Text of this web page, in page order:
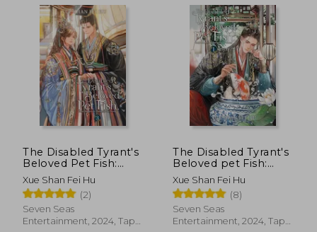
₡ 8.289
The Disabled Tyrant's
Beloved Pet Fish:
Canji Baojun De
Zhangxin Yu Chong
(Novel) Vol. 3 (en
Inglés)
Xue Shan Fei Hu
(2)
Seven Seas
Entertainment, 2024, Tapa
The Disabled Tyrant's
Beloved pet Fish:
Canji Baojun de
Zhangxin yu Chong
(Novel) Vol. 1 de xue
Shan fei Hu(Seven
Seas pr) (en Inglés)
Xue Shan Fei Hu
(8)
Seven Seas
Entertainment, 2024, Tapa